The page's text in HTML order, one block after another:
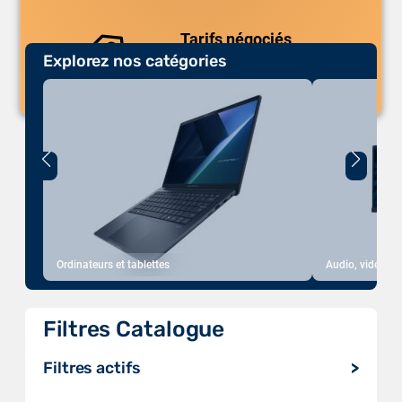
Explorez nos catégories
Ordinateurs et tablettes Audio, vidéo,
Filtres Catalogue
Filtres actifs
Tarifs négociés
Des prix compétitifs adaptés aux